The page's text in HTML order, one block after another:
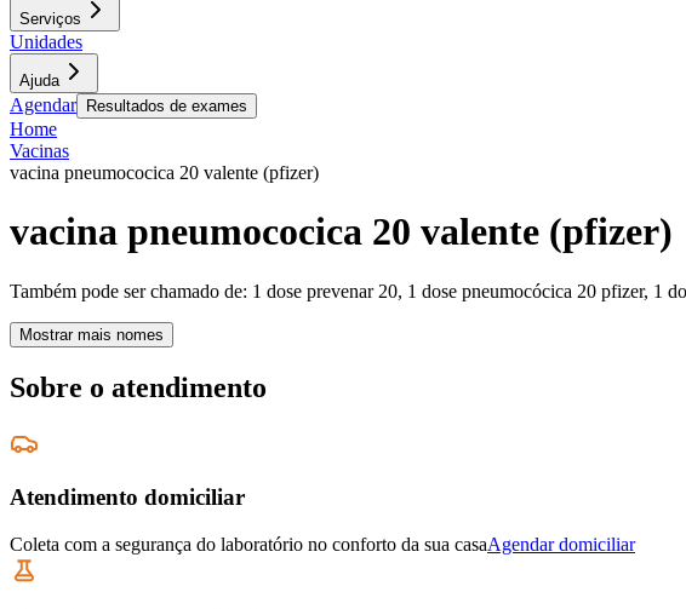
Serviços
Unidades
Ajuda
Agendar Resultados de exames
Home
Vacinas
vacina pneumococica 20 valente (pfizer)
vacina pneumococica 20 valente (pfizer)
Também pode ser chamado de: 1 dose prevenar 20, 1 dose pneumocócica 20 pfizer, 1
Mostrar mais nomes
Sobre o atendimento
Atendimento domiciliar
Coleta com a segurança do laboratório no conforto da sua casaAgendar domiciliar